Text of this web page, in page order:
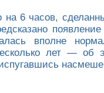
на 6 часов,
появление
вполне
лет — об